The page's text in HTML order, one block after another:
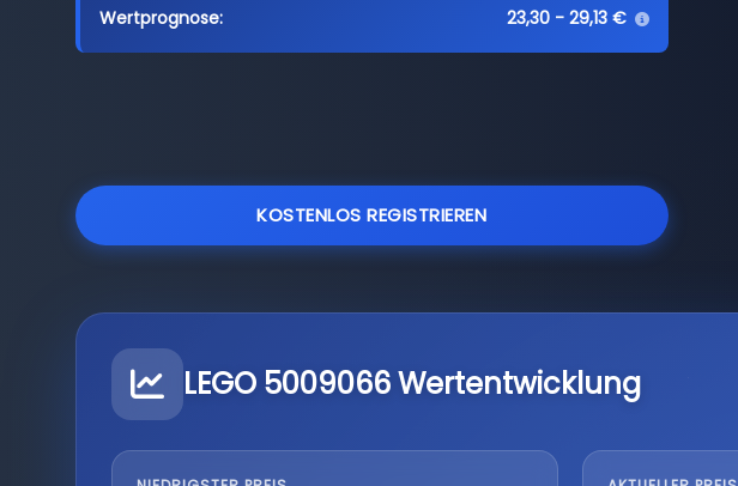
Wertprognose: 23,30 - 29,13 €
KOSTENLOS REGISTRIEREN
LEGO 5009066 Wertentwicklung